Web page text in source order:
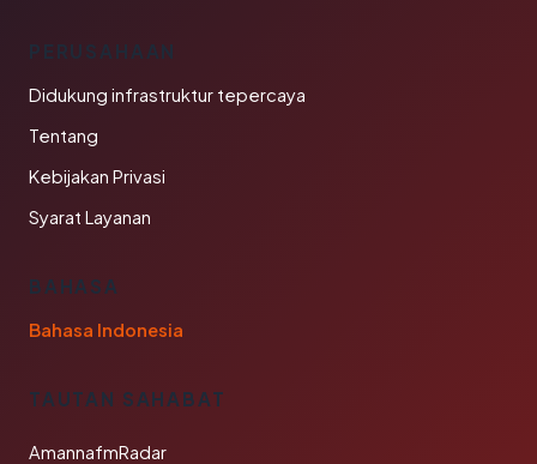
PERUSAHAAN
Didukung infrastruktur tepercaya
Tentang
Kebijakan Privasi
Syarat Layanan
BAHASA
Bahasa Indonesia
TAUTAN SAHABAT
AmannafmRadar